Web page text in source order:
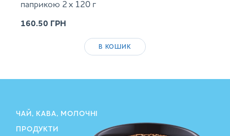
паприкою 2 х 120 г
160.50 ГРН
В КОШИК
ЧАЙ, КАВА, МОЛОЧНІ
ПРОДУКТИ